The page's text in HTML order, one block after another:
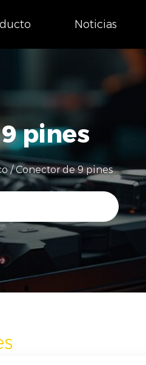
Noticias
pines
/Conector de 9 pines